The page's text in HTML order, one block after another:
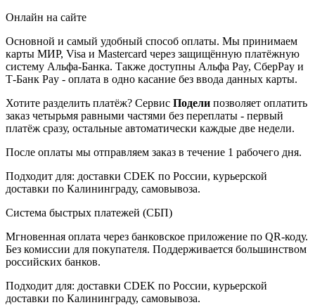
Онлайн на сайте
Основной и самый удобный способ оплаты. Мы принимаем
карты МИР, Visa и Mastercard через защищённую платёжную
систему Альфа-Банка. Также доступны Альфа Pay, СберPay и
Т-Банк Pay - оплата в одно касание без ввода данных карты.
Хотите разделить платёж? Сервис Подели позволяет оплатить
заказ четырьмя равными частями без переплаты - первый
платёж сразу, остальные автоматически каждые две недели.
После оплаты мы отправляем заказ в течение 1 рабочего дня.
Подходит для: доставки CDEK по России, курьерской
доставки по Калининграду, самовывоза.
Система быстрых платежей (СБП)
Мгновенная оплата через банковское приложение по QR-коду.
Без комиссии для покупателя. Поддерживается большинством
российских банков.
Подходит для: доставки CDEK по России, курьерской
доставки по Калининграду, самовывоза.